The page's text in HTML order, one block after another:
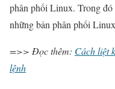
phân phối Linux. Trong đó
những bản phân phối
=>> Đọc thêm: Cách liệt
lệnh